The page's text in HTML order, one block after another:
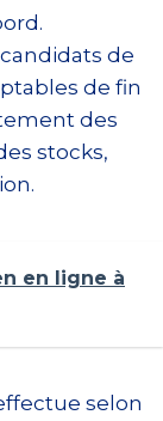
de
de fin
des
stocks,
en ligne à
selon